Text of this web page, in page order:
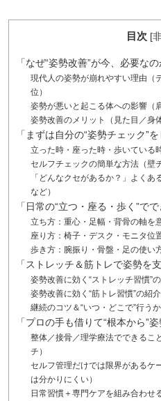
目次 [
「なぜ“姿勢改善”が今、必要なの
現代人の姿勢が崩れやすい理由（
位）
姿勢が悪いと起こる体への影響（
姿勢改善のメリット（見た目／身
「まずは自分の“姿勢チェック”を
立った時・座った時・歩いている
セルフチェックの簡単な方法（壁
「どんなクセがあるか？」よく
など）
「日常の“立つ・座る・歩く”で
立ち方：重心・足幅・背骨の軸を
座り方：椅子・デスク・モニタ位
歩き方：腕振り・骨盤・足の使い
「ストレッチ＆筋トレで姿勢を
姿勢改善に効く“ストレッチ習慣”
姿勢改善に効く“筋トレ習慣”の紹
継続のコツ＆“いつ・どこで”行う
「プロの手も借りて“根本から”
整体／接骨／理学療法でできるこ
チ）
セルフ管理だけでは限界があるケ
は分かりにくい）
日常習慣＋専門ケアを組み合わせ